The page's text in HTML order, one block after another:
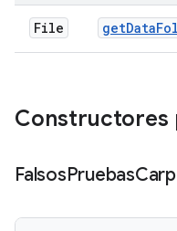
File getData
Constructores
FalsosPruebas